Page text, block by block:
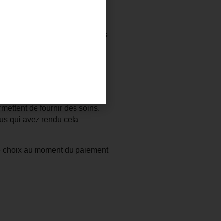
cumulée de
7 000 euros
dont il a été atteint. Chaque
mensuel, il a participé à ce
de fournir des soins,
qui avez rendu cela
au moment du paiement